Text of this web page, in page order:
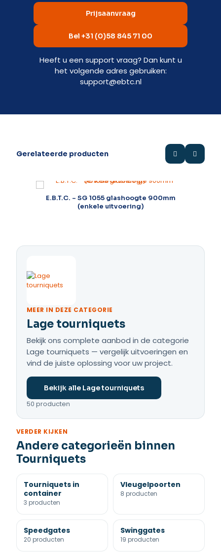
Prijsaanvraag
Bel +31 (0)58 845 71 00
Heeft u een support vraag? Dan kunt u
het volgende adres gebruiken:
support@ebtc.nl
Gerelateerde producten
E.B.T.C. – SG 1055 glashoogte 900mm
(enkele uitvoering)
MEER IN DEZE CATEGORIE
Lage tourniquets
Bekijk ons complete aanbod in de categorie
Lage tourniquets — vergelijk uitvoeringen en
vind de juiste oplossing voor uw project.
Bekijk alle Lage tourniquets
50 producten
VERDER KIJKEN
Andere categorieën binnen
Tourniquets
Tourniquets in
container
3 producten
Vleugelpoorten
8 producten
Speedgates
20 producten
Swinggates
19 producten